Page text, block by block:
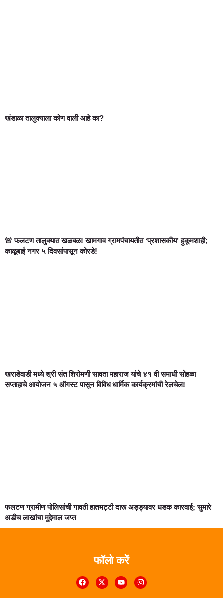
खंडाळा तालुक्याला कोण वाली आहे का?
🚨 फलटण तालुक्यात खळबळ! खामगाव ग्रामपंचायतीत ‘प्रशासकीय’ हुकूमशाही;
काळूबाई नगर ५ दिवसांपासून कोरडे!
खराडेवाडी मध्ये श्री संत शिरोमणी सावता महाराज यांचे ४१ वी समाधी सोहळा
सप्ताहाचे आयोजन ५ ऑगस्ट पासून विविध धार्मिक कार्यक्रमांची रेलचेल!
फलटण ग्रामीण पोलिसांची गावठी हातभट्टी दारू अड्ड्यावर धडक कारवाई; सुमारे
अडीच लाखांचा मुद्देमाल जप्त
फॉलो करें